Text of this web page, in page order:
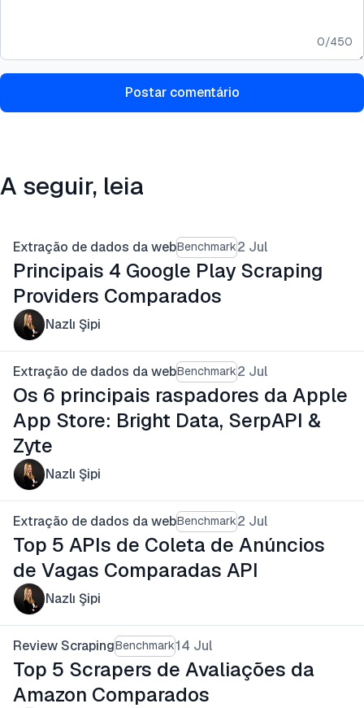
0/450
Postar comentário
A seguir, leia
Extração de dados da webBenchmark2 Jul
Principais 4 Google Play Scraping
Providers Comparados
Nazlı Şipi
Extração de dados da webBenchmark2 Jul
Os 6 principais raspadores da Apple
App Store: Bright Data, SerpAPI &
Zyte
Nazlı Şipi
Extração de dados da webBenchmark2 Jul
Top 5 APIs de Coleta de Anúncios
de Vagas Comparadas API
Nazlı Şipi
Review ScrapingBenchmark14 Jul
Top 5 Scrapers de Avaliações da
Amazon Comparados